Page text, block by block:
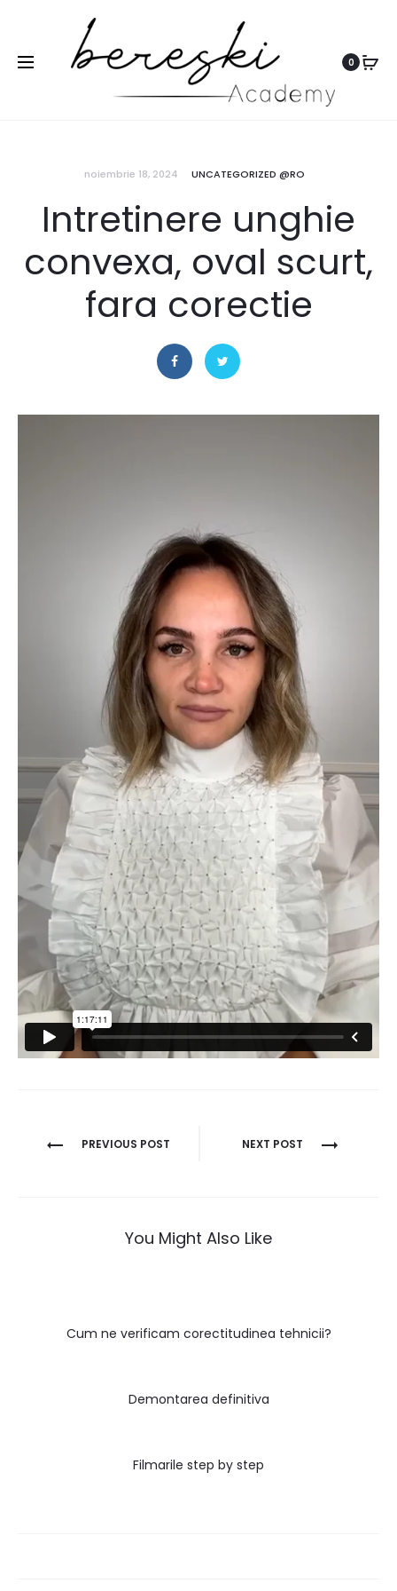
0
noiembrie 18, 2024 UNCATEGORIZED @RO
Intretinere unghie
convexa, oval scurt,
fara corectie
Navigare
PREVIOUS POST NEXT POST
You Might Also Like
Cum ne verificam corectitudinea tehnicii?
Demontarea definitiva
Filmarile step by step